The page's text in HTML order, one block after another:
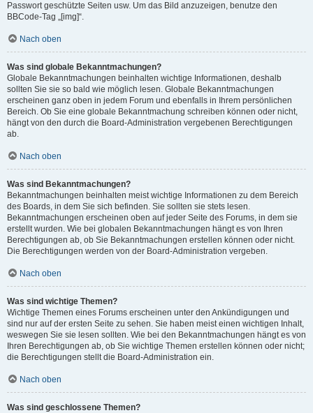
Passwort geschützte Seiten usw. Um das Bild anzuzeigen, benutze den
BBCode-Tag „[img]“.
Nach oben
Was sind globale Bekanntmachungen?
Globale Bekanntmachungen beinhalten wichtige Informationen, deshalb
sollten Sie sie so bald wie möglich lesen. Globale Bekanntmachungen
erscheinen ganz oben in jedem Forum und ebenfalls in Ihrem persönlichen
Bereich. Ob Sie eine globale Bekanntmachung schreiben können oder nicht,
hängt von den durch die Board-Administration vergebenen Berechtigungen
ab.
Nach oben
Was sind Bekanntmachungen?
Bekanntmachungen beinhalten meist wichtige Informationen zu dem Bereich
des Boards, in dem Sie sich befinden. Sie sollten sie stets lesen.
Bekanntmachungen erscheinen oben auf jeder Seite des Forums, in dem sie
erstellt wurden. Wie bei globalen Bekanntmachungen hängt es von Ihren
Berechtigungen ab, ob Sie Bekanntmachungen erstellen können oder nicht.
Die Berechtigungen werden von der Board-Administration vergeben.
Nach oben
Was sind wichtige Themen?
Wichtige Themen eines Forums erscheinen unter den Ankündigungen und
sind nur auf der ersten Seite zu sehen. Sie haben meist einen wichtigen Inhalt,
weswegen Sie sie lesen sollten. Wie bei den Bekanntmachungen hängt es von
Ihren Berechtigungen ab, ob Sie wichtige Themen erstellen können oder nicht;
die Berechtigungen stellt die Board-Administration ein.
Nach oben
Was sind geschlossene Themen?